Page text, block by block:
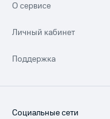
О сервисе
Личный кабинет
Поддержка
Социальные сети